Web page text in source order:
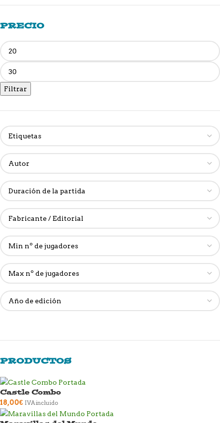
PRECIO
Filtrar
PRODUCTOS
Castle Combo
18,00€ IVA incluido